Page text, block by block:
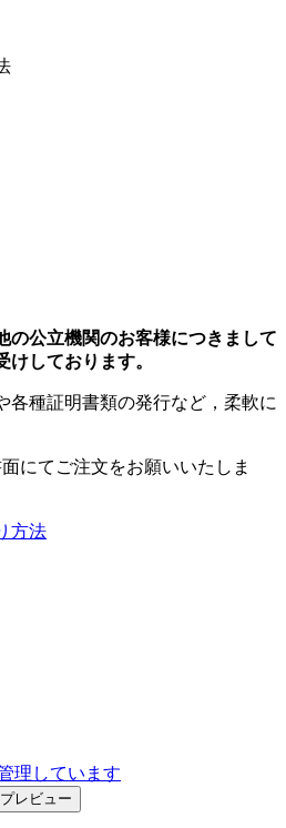
の公立機関のお客様につきまして
しております。
各種証明書類の発行など，柔軟に
にてご注文をお願いいたしま
方法
理しています